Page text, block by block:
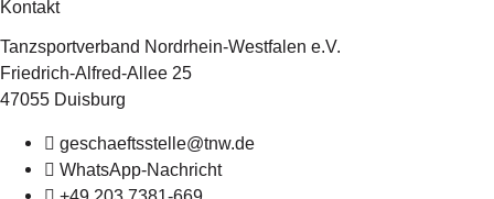
Kontakt
Tanzsportverband Nordrhein-Westfalen e.V.
Friedrich-Alfred-Allee 25
47055 Duisburg
geschaeftsstelle@tnw.de
WhatsApp-Nachricht